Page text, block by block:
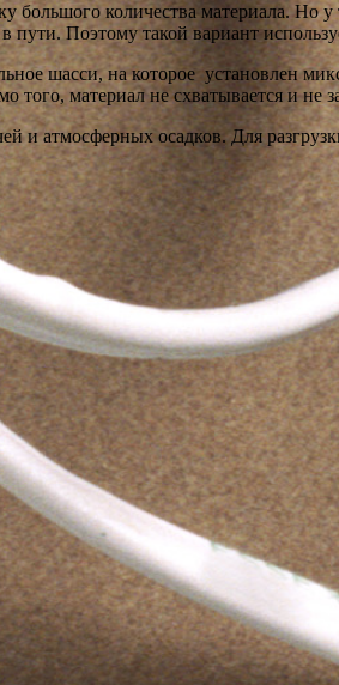
количества материала. Но у
Поэтому такой вариант
шасси, на которое установлен
материал не схватывается и не
атмосферных осадков. Для